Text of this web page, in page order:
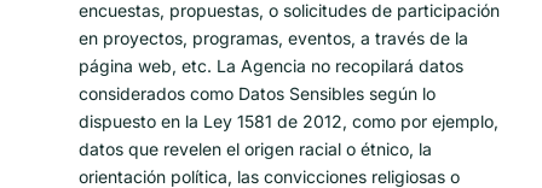
encuestas, propuestas, o solicitudes de participación
en proyectos, programas, eventos, a través de la
página web, etc. La Agencia no recopilará datos
considerados como Datos Sensibles según lo
dispuesto en la Ley 1581 de 2012, como por ejemplo,
datos que revelen el origen racial o étnico, la
orientación política, las convicciones religiosas o